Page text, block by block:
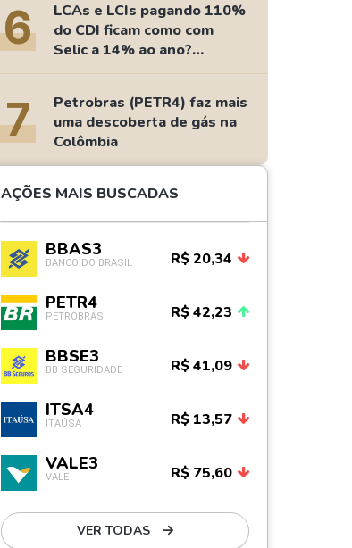
6
LCAs e LCIs pagando 110%
do CDI ficam como com
Selic a 14% ao ano?
Fizemos as contas
7
Petrobras (PETR4) faz mais
uma descoberta de gás na
Colômbia
AÇÕES MAIS BUSCADAS
BBAS3
BANCO DO BRASIL R$ 20,34
PETR4
PETROBRAS R$ 42,23
BBSE3
BB SEGURIDADE R$ 41,09
ITSA4
ITAÚSA R$ 13,57
VALE3
VALE R$ 75,60
VER TODAS